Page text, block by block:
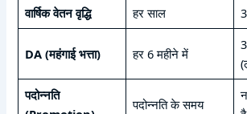
वार्षिक वेतन वृद्धि हर साल
DA (महंगाई भत्ता) हर 6 महीने में
पदोन्नति
पदोन्नति के समय